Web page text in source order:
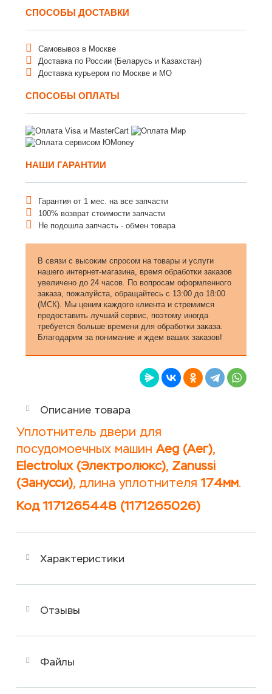
СПОСОБЫ ДОСТАВКИ
Самовывоз в Москве
Доставка по России (Беларусь и Казахстан)
Доставка курьером по Москве и МО
СПОСОБЫ ОПЛАТЫ
НАШИ ГАРАНТИИ
Гарантия от 1 мес. на все запчасти
100% возврат стоимости запчасти
Не подошла запчасть - обмен товара
В связи с высоким спросом на товары и услуги
нашего интернет-магазина, время обработки заказов
увеличено до 24 часов. По вопросам оформленного
заказа, пожалуйста, обращайтесь с 13:00 до 18:00
(МСК). Мы ценим каждого клиента и стремимся
предоставить лучший сервис, поэтому иногда
требуется больше времени для обработки заказа.
Благодарим за понимание и ждем ваших заказов!
Описание товара
Уплотнитель двери для
посудомоечных машин Aeg (Аег),
Electrolux (Электролюкс), Zanussi
(Занусси), длина уплотнителя174мм.
Код 1171265448 (1171265026)
Характеристики
Отзывы
Файлы